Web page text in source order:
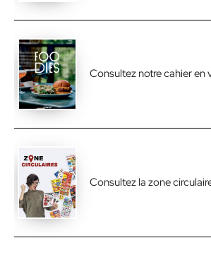
Consultez notre cahier en
Consultez la zone